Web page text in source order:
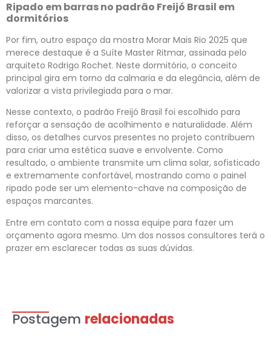
Ripado em barras no padrão Freijó Brasil em
dormitórios
Por fim, outro espaço da mostra Morar Mais Rio 2025 que
merece destaque é a Suíte Master Ritmar, assinada pelo
arquiteto Rodrigo Rochet. Neste dormitório, o conceito
principal gira em torno da calmaria e da elegância, além de
valorizar a vista privilegiada para o mar.
Nesse contexto, o padrão Freijó Brasil foi escolhido para
reforçar a sensação de acolhimento e naturalidade. Além
disso, os detalhes curvos presentes no projeto contribuem
para criar uma estética suave e envolvente. Como
resultado, o ambiente transmite um clima solar, sofisticado
e extremamente confortável, mostrando como o painel
ripado pode ser um elemento-chave na composição de
espaços marcantes.
Entre em contato com a nossa equipe para fazer um
orçamento agora mesmo. Um dos nossos consultores terá o
prazer em esclarecer todas as suas dúvidas.
Postagem relacionadas